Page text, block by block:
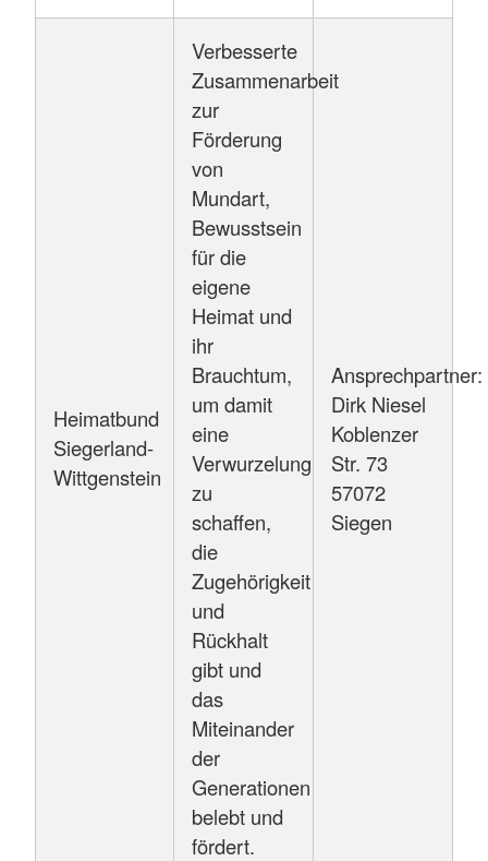
Heimatbund
Siegerland-
Wittgenstein
Verbesserte
Zusammenarbeit
zur
Förderung
von
Mundart,
Bewusstsein
für die
eigene
Heimat und
ihr
Brauchtum,
um damit
eine
Verwurzelung
zu
schaffen,
die
Zugehörigkeit
und
Rückhalt
gibt und
das
Miteinander
der
Generationen
belebt und
fördert.
Ansprechpartner:
Dirk Niesel
Koblenzer
Str. 73
57072
Siegen